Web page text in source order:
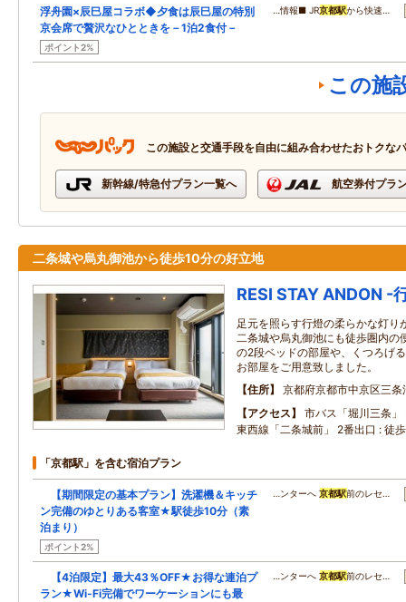
浮舟園×辰巳屋コラボ◆夕食は辰巳屋の特別
京会席で贅沢なひとときを－1泊2食付－
ポイント2%
…情報■ JR京都駅から快速…
この施
この施設と交通手段を自由に組み合わせたおトクな
新幹線/特急付プラン一覧へ 航空券付プラ
二条城や烏丸御池から徒歩10分の好立地
RESI STAY ANDON -
足元を照らす行燈の柔らかな灯り
二条城や烏丸御池にも徒歩圏内の
の2段ベッドの部屋や、くつろげ
お部屋をご用意致しました。
住所
京都府京都市中京区三
アクセス
市バス「堀川三条
東西線「二条城前」 2番出口 : 徒
「京都駅」を含む宿泊プラン
【期間限定の基本プラン】洗濯機＆キッチ
ン完備のゆとりある客室★駅徒歩10分（素
泊まり）
ポイント2%
…ンターへ京都駅前のレセ…
【4泊限定】最大43％OFF★お得な連泊プ
ラン★Wi-Fi完備でワーケーションにも最
…ンターへ京都駅前のレセ…